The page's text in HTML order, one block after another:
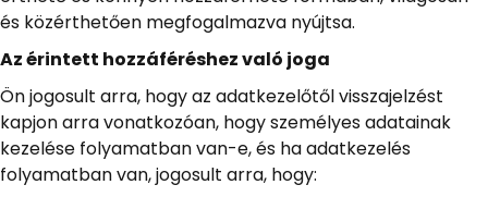
és közérthetően megfogalmazva nyújtsa.
Az érintett hozzáféréshez való joga
Ön jogosult arra, hogy az adatkezelőtől visszajelzést
kapjon arra vonatkozóan, hogy személyes adatainak
kezelése folyamatban van-e, és ha adatkezelés
folyamatban van, jogosult arra, hogy: